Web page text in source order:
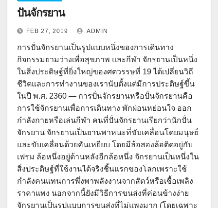
ปั่นจักรยาน
FEB 27, 2019 ADMIN
การปั่นจักรยานเป็นรูปแบบหนึ่งของการเดินทาง
กิจกรรมยามว่างเพื่อสุขภาพ และกีฬา จักรยานเป็นหนึ่ง
ในสิ่งประดิษฐ์ที่ยิ่งใหญ่ของศตวรรษที่ 19 ได้เปลี่ยนวิถี
ชีวิตและการทำงานของเรานับตั้งแต่มีการประดิษฐ์ขึ้น
ในปี พ.ศ. 2360 — การปั่นจักรยานหรือปั่นจักรยานคือ
การใช้จักรยานเพื่อการเดินทาง พักผ่อนหย่อนใจ ออก
กำลังกายหรือเล่นกีฬา คนที่ปั่นจักรยานเรียกว่านักปั่น
จักรยาน จักรยานเป็นยานพาหนะที่ขับเคลื่อนโดยมนุษย์
และขับเคลื่อนด้วยคันเหยียบ โดยมีล้อสองล้อติดอยู่กับ
เฟรม ล้อหนึ่งอยู่ด้านหลังอีกล้อหนึ่ง จักรยานเป็นหนึ่งใน
สิ่งประดิษฐ์ที่ใช้งานได้จริงชิ้นแรกของโลกเพราะใช้
กำลังคนแทนการพึ่งพาพลังงานจากสัตว์หรือเชื้อเพลิง
ราคาแพง นอกจากนี้ยังมีวิธีการขนส่งที่ค่อนข้างง่าย
จักรยานเป็นรูปแบบการขนส่งที่ไม่แพงมาก (โดยเฉพาะ